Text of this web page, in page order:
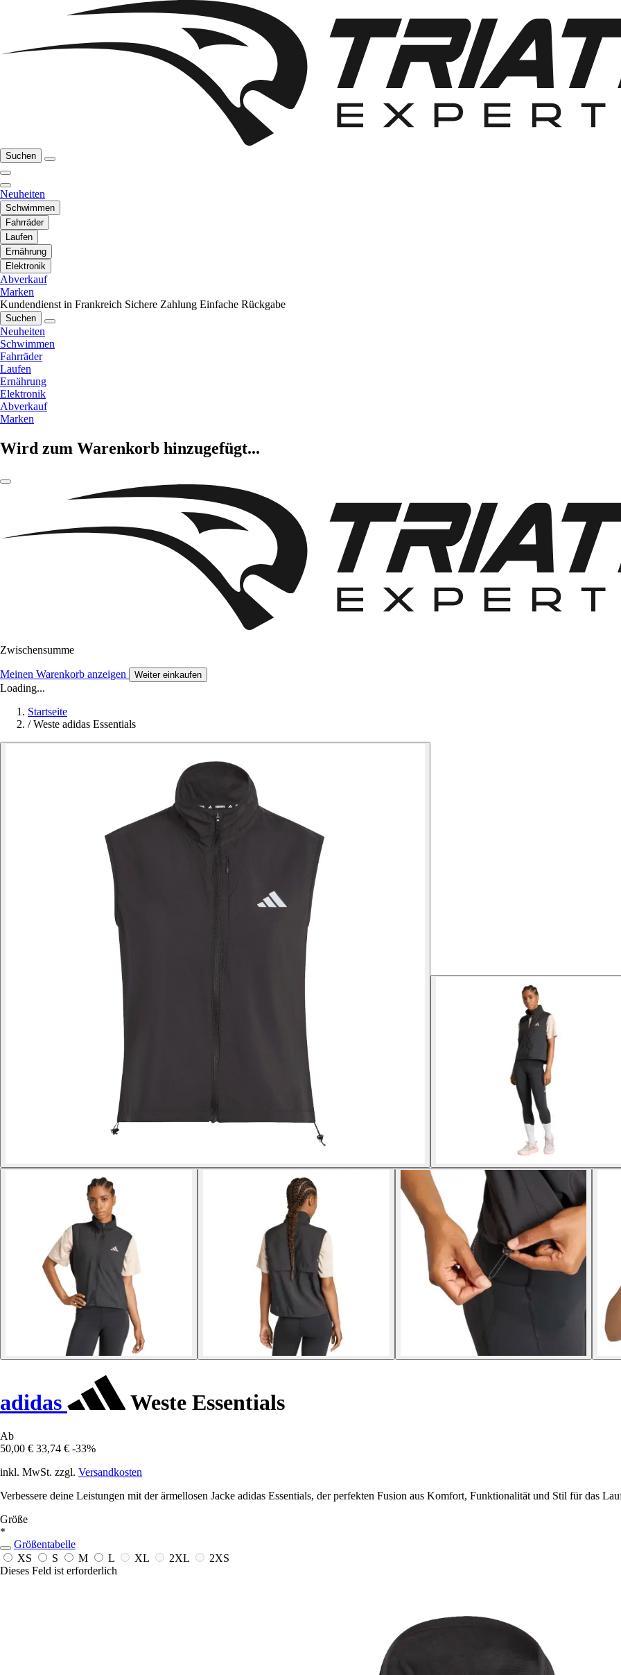
Suchen
Neuheiten
Schwimmen
Fahrräder
Laufen
Ernährung
Elektronik
Abverkauf
Marken
Kundendienst in Frankreich Sichere Zahlung Einfache Rückgabe
Suchen
Neuheiten
Schwimmen
Fahrräder
Laufen
Ernährung
Elektronik
Abverkauf
Marken
Wird zum Warenkorb hinzugefügt...
Zwischensumme
Meinen Warenkorb anzeigen Weiter einkaufen
Loading...
Startseite
/ Weste adidas Essentials
adidas Weste Essentials
Ab
50,00 € 33,74 € -33%
inkl. MwSt. zzgl. Versandkosten
Verbessere deine Leistungen mit der ärmellosen Jacke adidas Essentials, der perfekten Fusion aus Komfort, Funktionalität und Stil für das
Größe
*
Größentabelle
XS
S M L XL 2XL
2XS
Dieses Feld ist erforderlich